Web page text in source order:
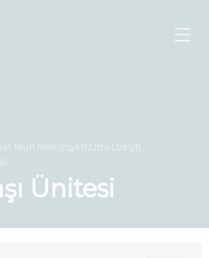
Müh.Mak.İnş.Mlz.İml.Ltd.Şti.
Ünitesi